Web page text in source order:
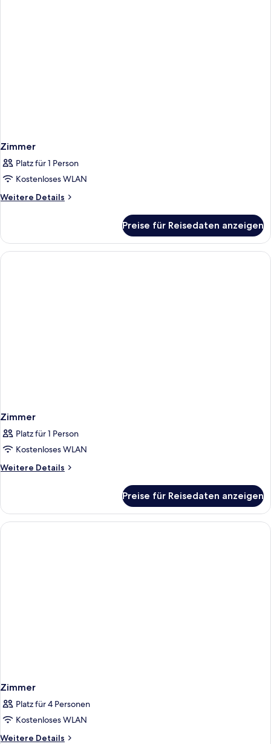
Zimmer
Platz für 1 Person
Kostenloses WLAN
Weitere Details
Weitere
Preise für Reisedaten anzeigen
Zimmer
Platz für 1 Person
Kostenloses WLAN
Weitere Details
Weitere
Preise für Reisedaten anzeigen
Zimmer
Platz für 4 Personen
Kostenloses WLAN
Weitere Details
Weitere